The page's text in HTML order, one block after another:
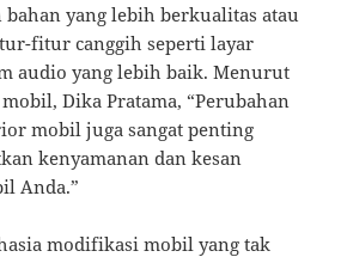
yang lebih berkualitas atau
fitur canggih seperti layar
audio yang lebih baik. Menurut
Dika Pratama, “Perubahan
mobil juga sangat penting
kenyamanan dan kesan
Anda.”
modifikasi mobil yang tak